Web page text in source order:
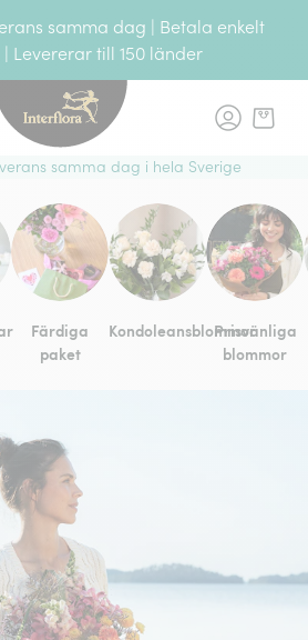
samma dag | Betala enkelt
| Levererar till 150 länder
samma dag i hela Sverige
Färdiga
paket
KondoleansblommorPrisvänliga
blommor